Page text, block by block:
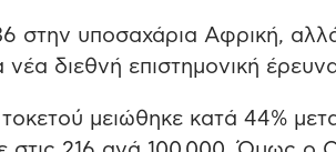
στην υποσαχάρια Αφρική,
διεθνή επιστημονική
μειώθηκε κατά 44%